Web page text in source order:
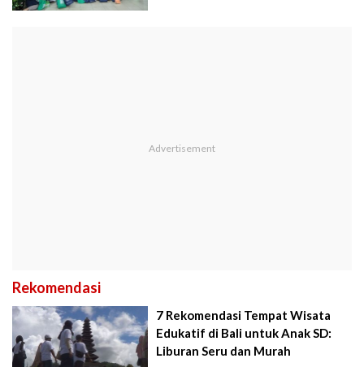
Rekomendasi
7 Rekomendasi Tempat Wisata
Edukatif di Bali untuk Anak SD:
Liburan Seru dan Murah